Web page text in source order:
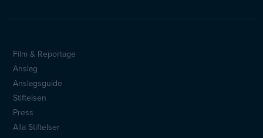
Sidfotsmeny
Film & Reportage
Anslag
Anslagsguide
Stiftelsen
Press
Alla Stiftelser